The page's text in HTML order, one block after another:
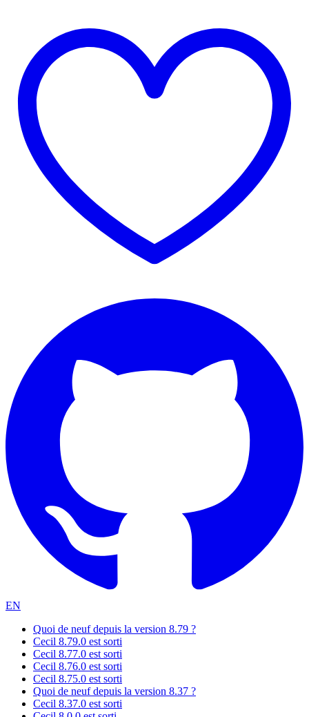
EN
Quoi de neuf depuis la version 8.79 ?
Cecil 8.79.0 est sorti
Cecil 8.77.0 est sorti
Cecil 8.76.0 est sorti
Cecil 8.75.0 est sorti
Quoi de neuf depuis la version 8.37 ?
Cecil 8.37.0 est sorti